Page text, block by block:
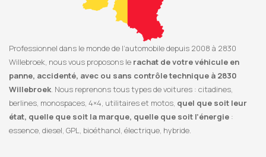
Professionnel dans le monde de l’automobile depuis 2008 à 2830
Willebroek, nous vous proposons le rachat de votre véhicule en
panne, accidenté, avec ou sans contrôle technique à 2830
Willebroek. Nous reprenons tous types de voitures : citadines,
berlines, monospaces, 4×4, utilitaires et motos, quel que soit leur
état, quelle que soit la marque, quelle que soit l’énergie :
essence, diesel, GPL, bioéthanol, électrique, hybride.